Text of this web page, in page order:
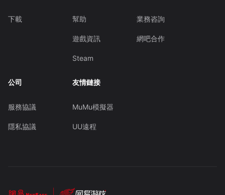
下載 幫助
遊戲資訊
Steam
業務咨詢
網吧合作
公司
服務協議
隱私協議
友情鏈接
MuMu模擬器
UU遠程